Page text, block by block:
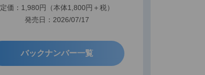
定価：1,980円（本体1,800円＋税）
発売日：2026/07/17
バックナンバー一覧